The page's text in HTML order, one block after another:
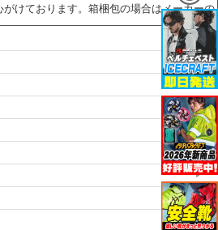
けております。箱梱包の場合はメーカーの